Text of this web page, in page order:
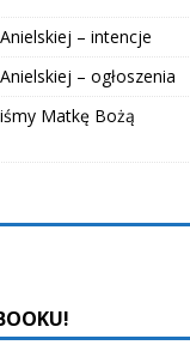
– intencje
– ogłoszenia
Matkę Bożą